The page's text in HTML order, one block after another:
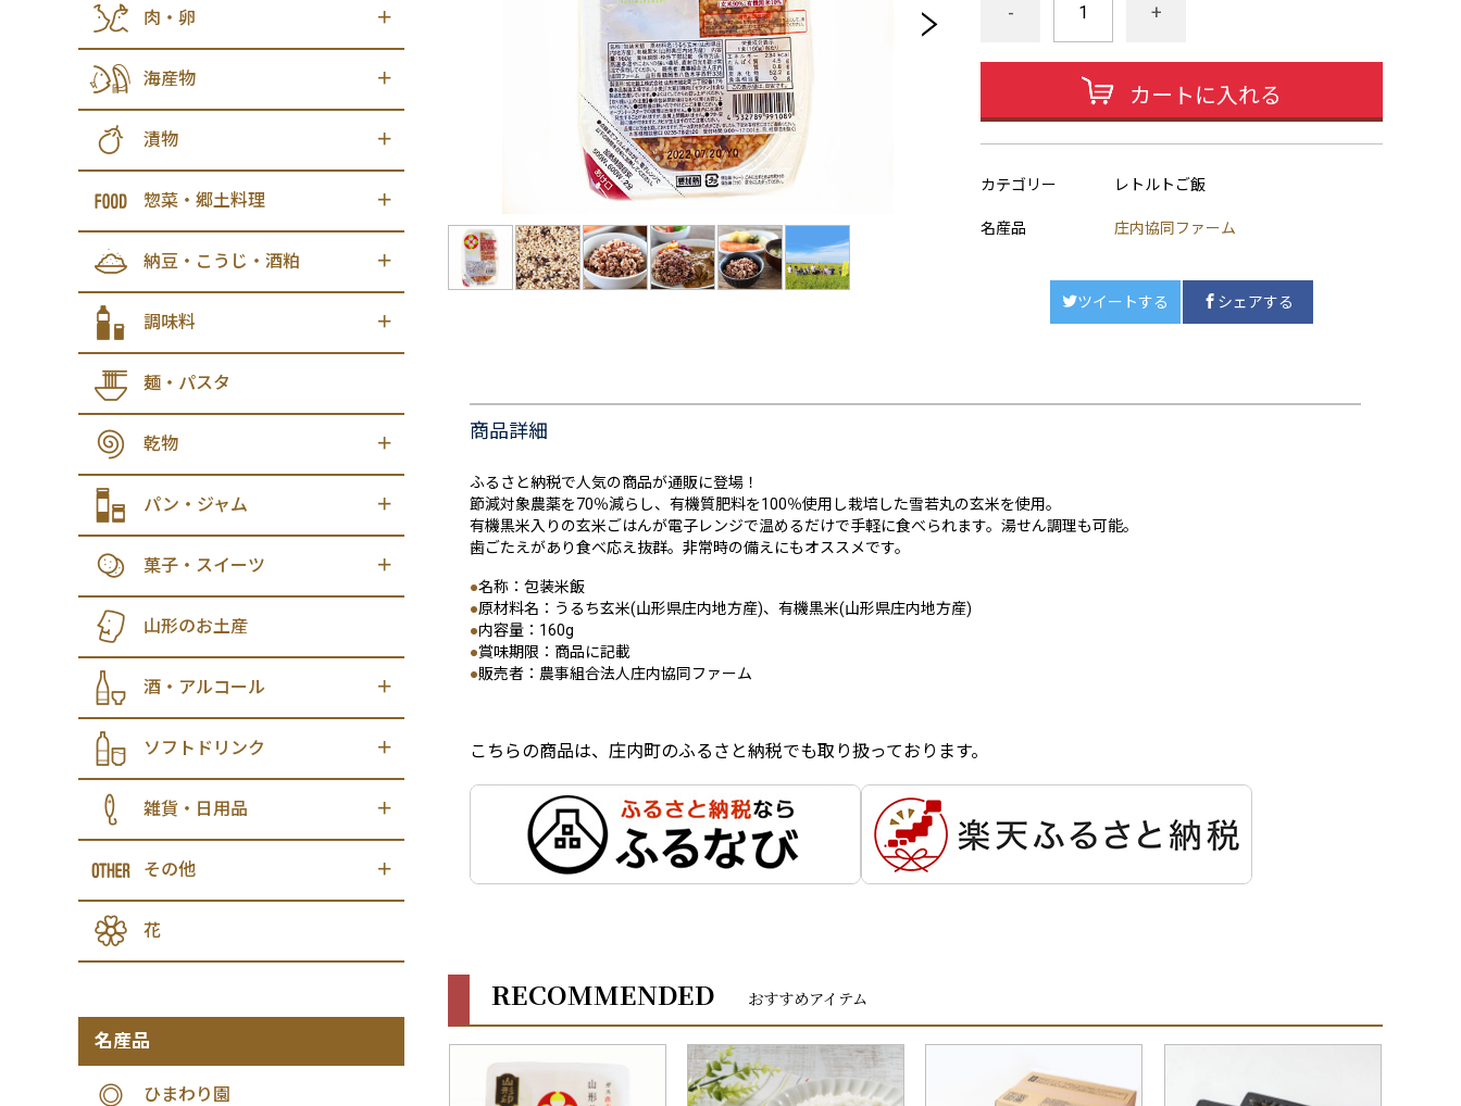
- +
カートに入れる
カテゴリー レトルトご飯
名産品 庄内協同ファーム
ツイートする シェアする
商品詳細
ふるさと納税で人気の商品が通販に登場！
節減対象農薬を70％減らし、有機質肥料を100％使用し栽培した雪若丸の玄米を使用。
有機黒米入りの玄米ごはんが電子レンジで温めるだけで手軽に食べられます。湯せん調理も可能。
歯ごたえがあり食べ応え抜群。非常時の備えにもオススメです。
●名称：包装米飯
●原材料名：うるち玄米(山形県庄内地方産)、有機黒米(山形県庄内地方産)
●内容量：160g
●賞味期限：商品に記載
●販売者：農事組合法人庄内協同ファーム
こちらの商品は、庄内町のふるさと納税でも取り扱っております。
RECOMMENDED おすすめアイテム
肉・卵
海産物
漬物
惣菜・郷土料理
納豆・こうじ・酒粕
調味料
麺・パスタ
乾物
パン・ジャム
菓子・スイーツ
山形のお土産
酒・アルコール
ソフトドリンク
雑貨・日用品
その他
花
名産品
ひまわり園